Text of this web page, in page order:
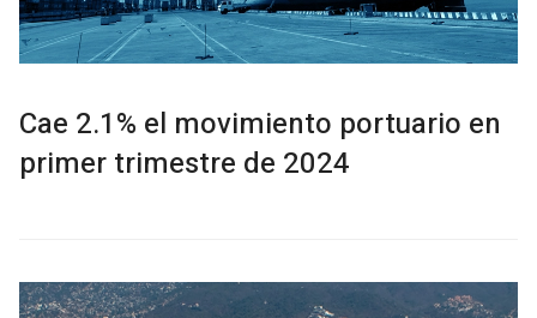
Cae 2.1% el movimiento portuario en
primer trimestre de 2024